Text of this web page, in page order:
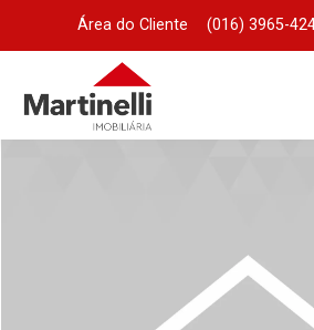
Área do Cliente (016) 3965-